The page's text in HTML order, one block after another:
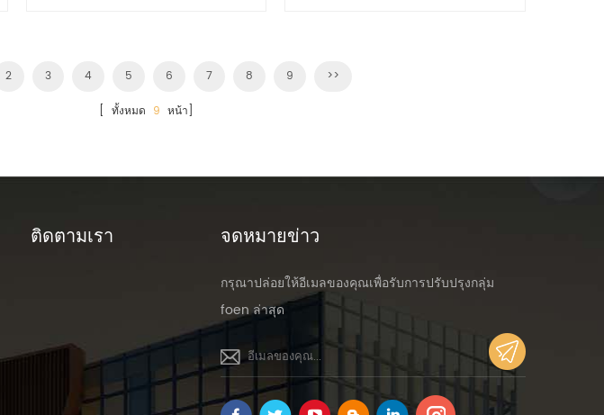
2 3 4 5 6 7 8 9 >>
[ ทั้งหมด 9 หน้า]
ติดตามเรา จดหมายข่าว
กรุณาปล่อยให้อีเมลของคุณเพื่อรับการปรับปรุงกลุ่ม
foen ล่าสุด